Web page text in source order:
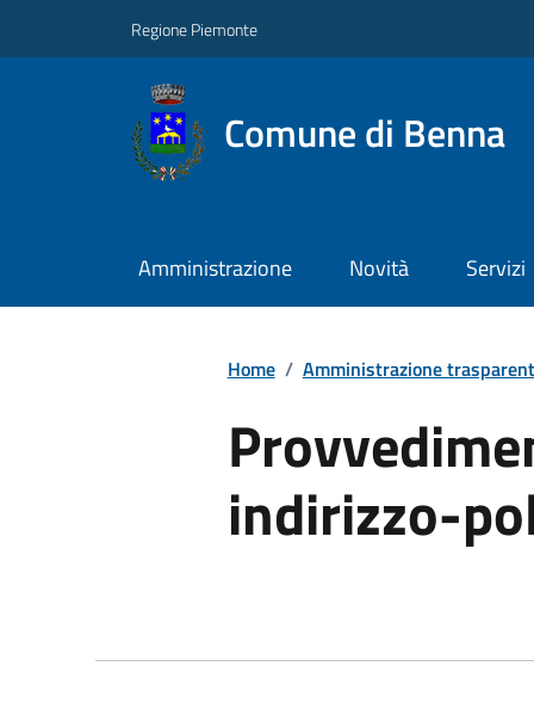
Regione Piemonte
Comune di Benna
Amministrazione Novità Servizi
Home / Amministrazione
indirizzo-